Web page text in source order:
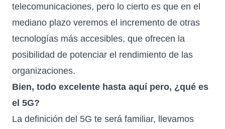
telecomunicaciones, pero lo cierto es que en el
mediano plazo veremos el incremento de otras
tecnologías más accesibles, que ofrecen la
posibilidad de potenciar el rendimiento de las
organizaciones.
Bien, todo excelente hasta aquí pero, ¿qué es
el 5G?
La definición del 5G te será familiar, llevamos